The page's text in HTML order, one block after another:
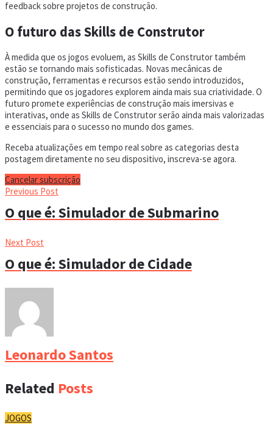
feedback sobre projetos de construção.
O futuro das Skills de Construtor
À medida que os jogos evoluem, as Skills de Construtor também
estão se tornando mais sofisticadas. Novas mecânicas de
construção, ferramentas e recursos estão sendo introduzidos,
permitindo que os jogadores explorem ainda mais sua criatividade. O
futuro promete experiências de construção mais imersivas e
interativas, onde as Skills de Construtor serão ainda mais valorizadas
e essenciais para o sucesso no mundo dos games.
Receba atualizações em tempo real sobre as categorias desta
postagem diretamente no seu dispositivo, inscreva-se agora.
Cancelar subscrição
Previous Post
O que é: Simulador de Submarino
Next Post
O que é: Simulador de Cidade
Leonardo Santos
Related Posts
JOGOS